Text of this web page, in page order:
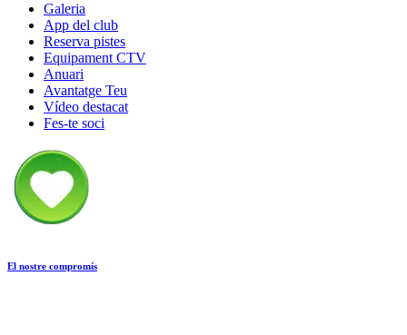
Galeria
App del club
Reserva pistes
Equipament CTV
Anuari
Avantatge Teu
Vídeo destacat
Fes-te soci
El nostre compromís